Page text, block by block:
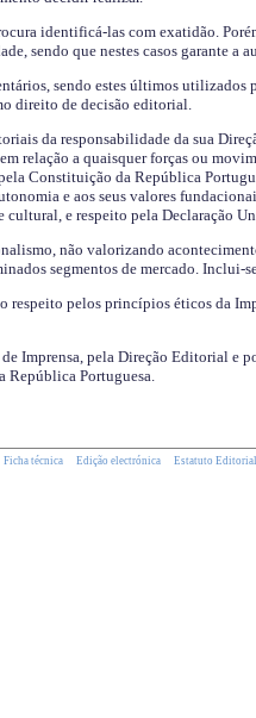
identificá-las com exatidão.
sendo que nestes casos garante a
sendo estes últimos utilizados
direito de decisão editorial.
da responsabilidade da sua
relação a quaisquer forças ou
Constituição da República
e aos seus valores
cultural, e respeito pela Declaração
não valorizando
segmentos de mercado.
respeito pelos princípios éticos da
Imprensa, pela Direção Editorial e
República Portuguesa.
Ficha técnica Edição electrónica Estatuto Editorial